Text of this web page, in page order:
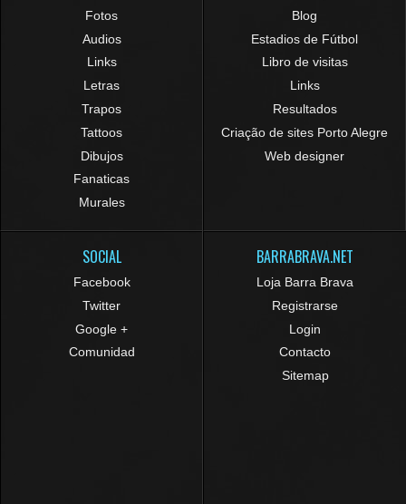
Fotos
Audios
Links
Letras
Trapos
Tattoos
Dibujos
Fanaticas
Murales
Blog
Estadios de Fútbol
Libro de visitas
Links
Resultados
Criação de sites Porto Alegre
Web designer
SOCIAL
Facebook
Twitter
Google +
Comunidad
BARRABRAVA.NET
Loja Barra Brava
Registrarse
Login
Contacto
Sitemap